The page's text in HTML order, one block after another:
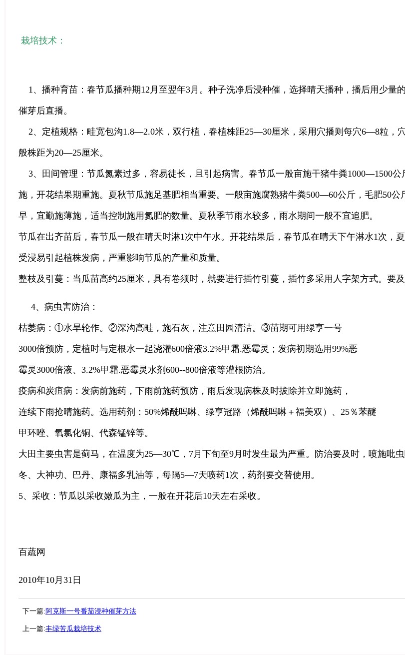
栽培技术：
1、播种育苗：春节瓜播种期12月至翌年3月。种子洗净后浸种催，选择晴天播种，播后用少
催芽后直播。
2、定植规格：畦宽包沟1.8—2.0米，双行植，春植株距25—30厘米，采用穴播则每穴6—8粒，
般株距为20—25厘米。
3、田间管理：节瓜氮素过多，容易徒长，且引起病害。春节瓜一般亩施干猪牛粪1000—1500
施，开花结果期重施。夏秋节瓜施足基肥相当重要。一般亩施腐熟猪牛粪500—60公斤，毛肥50
早，宜勤施薄施，适当控制施用氮肥的数量。夏秋季节雨水较多，雨水期间一般不宜追肥。
节瓜在出齐苗后，春节瓜一般在晴天时淋1次中午水。开花结果后，春节瓜在晴天下午淋水1次，
受浸易引起植株发病，严重影响节瓜的产量和质量。
整枝及引蔓：当瓜苗高约25厘米，具有卷须时，就要进行插竹引蔓，插竹多采用人字架方式。要
4、病虫害防治：
枯萎病：①水旱轮作。②深沟高畦，施石灰，注意田园清洁。③苗期可用绿亨一号
3000倍预防，定植时与定根水一起浇灌600倍液3.2%甲霜.恶霉灵；发病初期选用99%恶
霉灵3000倍液、3.2%甲霜.恶霉灵水剂600--800倍液等灌根防治。
疫病和炭疽病：发病前施药，下雨前施药预防，雨后发现病株及时拔除并立即施药，
连续下雨抢晴施药。选用药剂：50%烯酰吗啉、绿亨冠路（烯酰吗啉＋福美双）、25％苯醚
甲环唑、氧氯化铜、代森锰锌等。
大田主要虫害是蓟马，在温度为25—30℃，7月下旬至9月时发生最为严重。防治要及时，喷施吡
冬、大神功、巴丹、康福多乳油等，每隔5—7天喷药1次，药剂要交替使用。
5、采收：节瓜以采收嫩瓜为主，一般在开花后10天左右采收。
百蔬网
2010年10月31日
下一篇: 阿克斯一号番茄浸种催芽方法
上一篇:丰绿苦瓜栽培技术